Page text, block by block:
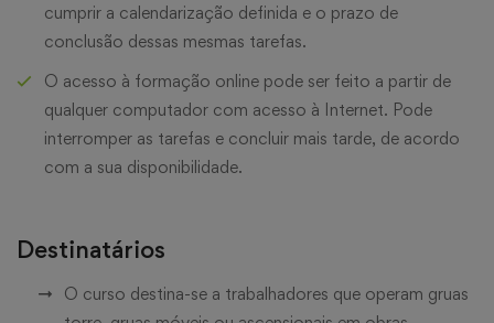
cumprir a calendarização definida e o prazo de
conclusão dessas mesmas tarefas.
O acesso à formação online pode ser feito a partir de
qualquer computador com acesso à Internet. Pode
interromper as tarefas e concluir mais tarde, de acordo
com a sua disponibilidade.
Destinatários
O curso destina-se a trabalhadores que operam gruas